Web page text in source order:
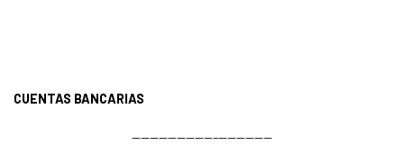
CUENTAS BANCARIAS
—————————–——————